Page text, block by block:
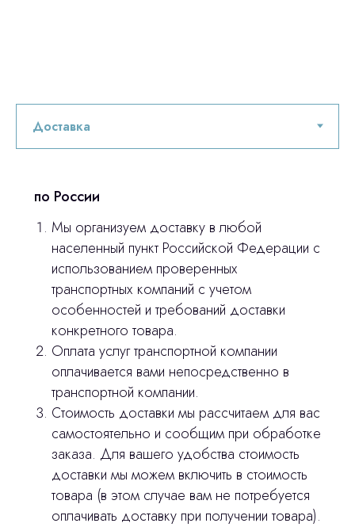
по России
Мы организуем доставку в любой
населенный пункт Российской Федерации с
использованием проверенных
транспортных компаний с учетом
особенностей и требований доставки
конкретного товара.
Оплата услуг транспортной компании
оплачивается вами непосредственно в
транспортной компании.
Стоимость доставки мы рассчитаем для вас
самостоятельно и сообщим при обработке
заказа. Для вашего удобства стоимость
доставки мы можем включить в стоимость
товара (в этом случае вам не потребуется
оплачивать доставку при получении товара).
сделано
Лицензирование
Изготовление хирургических шаблонов
Политика конфиденциальности
Контакты
stasicus